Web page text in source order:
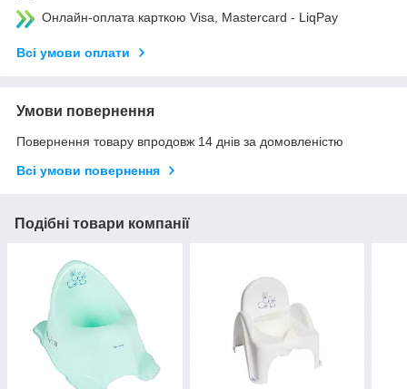
Онлайн-оплата карткою Visa, Mastercard - LiqPay
Всі умови оплати
Умови повернення
Повернення товару впродовж 14 днів за домовленістю
Всі умови повернення
Подібні товари компанії